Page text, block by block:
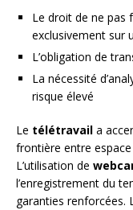
Le droit de ne pas
exclusivement sur
L’obligation de
La nécessité
risque élevé
Le télétravail a
frontière entre
L’utilisation de
l’enregistrement du
garanties renforcées.